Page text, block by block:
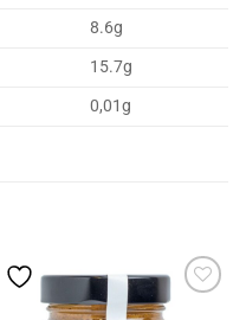
8.6g
15.7g
0,01g